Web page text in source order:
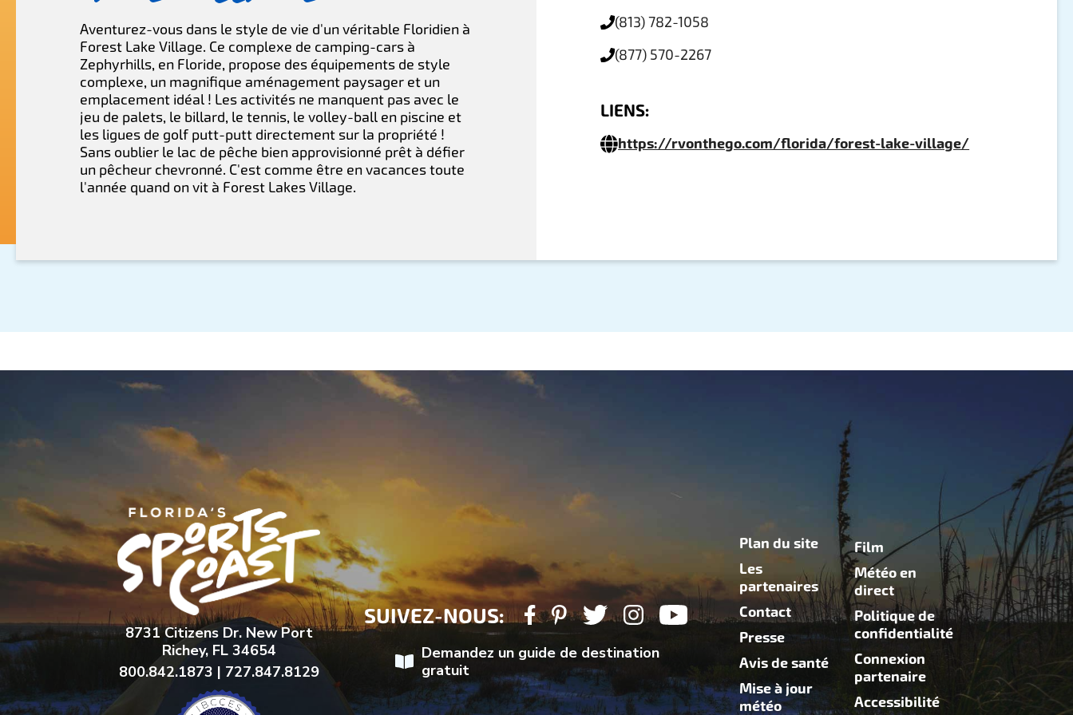
Aventurez-vous dans le style de vie d'un véritable Floridien à
Forest Lake Village. Ce complexe de camping-cars à
Zephyrhills, en Floride, propose des équipements de style
complexe, un magnifique aménagement paysager et un
emplacement idéal ! Les activités ne manquent pas avec le
jeu de palets, le billard, le tennis, le volley-ball en piscine et
les ligues de golf putt-putt directement sur la propriété !
Sans oublier le lac de pêche bien approvisionné prêt à défier
un pêcheur chevronné. C'est comme être en vacances toute
l'année quand on vit à Forest Lakes Village.
(813) 782-1058
(877) 570-2267
LIENS:
https://rvonthego.com/florida/forest-lake-village/
8731 Citizens Dr. New Port
Richey, FL 34654
800.842.1873 | 727.847.8129
SUIVEZ-NOUS:
Demandez un guide de destination
gratuit
Plan du site
Les
partenaires
Contact
Presse
Avis de santé
Mise à jour
météo
Film
Météo en
direct
Politique de
confidentialité
Connexion
partenaire
Accessibilité